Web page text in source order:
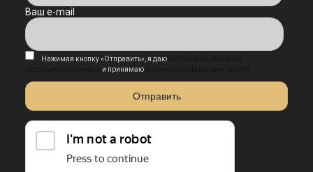
Ваш e-mail
Нажимая кнопку «Отправить», я даю
и принимаю